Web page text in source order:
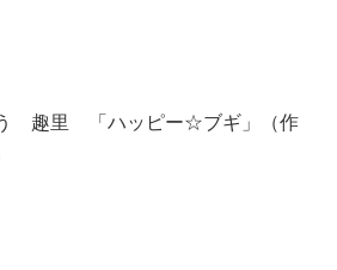
趣里 「ハッピー☆ブギ」（作